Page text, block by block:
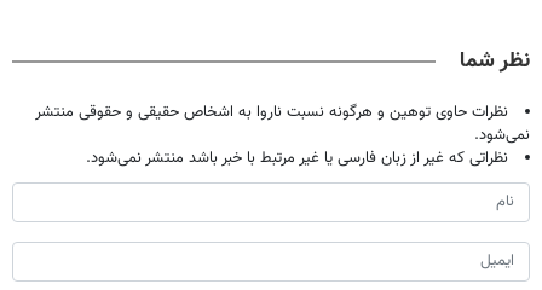
نظر شما
نظرات حاوی توهین و هرگونه نسبت ناروا به اشخاص حقیقی و حقوقی منتشر
نمی‌شود.
نظراتی که غیر از زبان فارسی یا غیر مرتبط با خبر باشد منتشر نمی‌شود.